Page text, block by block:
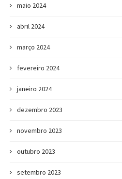
maio 2024
abril 2024
março 2024
fevereiro 2024
janeiro 2024
dezembro 2023
novembro 2023
outubro 2023
setembro 2023